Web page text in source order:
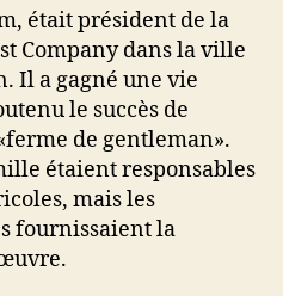
était président de la
Company dans la ville
Il a gagné une vie
le succès de
de gentleman».
étaient responsables
mais les
fournissaient la